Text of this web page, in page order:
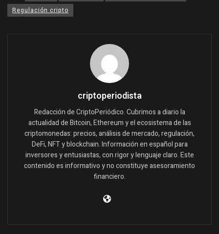
Regulación cripto
criptoperiodista
Redacción de CriptoPeriódico. Cubrimos a diario la
actualidad de Bitcoin, Ethereum y el ecosistema de las
criptomonedas: precios, análisis de mercado, regulación,
DeFi, NFT y blockchain. Información en español para
inversores y entusiastas, con rigor y lenguaje claro. Este
contenido es informativo y no constituye asesoramiento
financiero.